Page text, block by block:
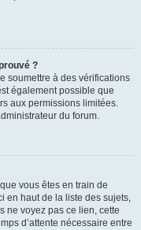
?
soumettre à des vérifications
également possible que
aux permissions limitées.
du forum.
vous êtes en train de
en haut de la liste des sujets,
ne voyez pas ce lien, cette
d’attente nécessaire entre